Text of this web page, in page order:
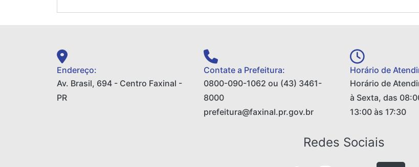
Endereço:
Av. Brasil, 694 - Centro Faxinal -
PR
Contate a Prefeitura:
0800-090-1062 ou (43) 3461-
8000
prefeitura@faxinal.pr.gov.br
Horário de
Horário de
à Sexta, das
13:00 às 17:30
Redes Sociais